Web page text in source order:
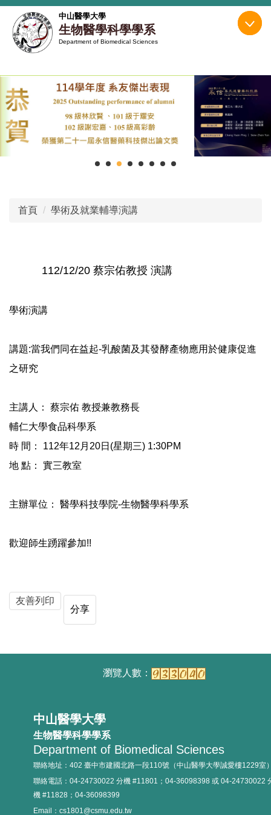
跳
到
主
區
中山醫學大學
生物醫學科學學系
Department of Biomedical Sciences
首頁 學術及就業輔導演講
112/12/20 蔡宗佑教授 演講
學術演講
講題:當我們同在益起-乳酸菌及其發酵產物應用於健康促進
之研究
主講人： 蔡宗佑 教授兼教務長
輔仁大學食品科學系
時 間： 112年12月20日(星期三) 1:30PM
地 點： 實三教室
主辦單位： 醫學科技學院-生物醫學科學系
歡迎師生踴躍參加!!
友善列印
分享
中山醫學大學
生物醫學科學學系
Department of Biomedical Sciences
聯絡地址：402 臺中市建國北路一段110號（中山醫學大學誠愛樓1229室
聯絡電話：04-24730022 分機 #11801；04-36098398 或 04-24730022
機 #11828；04-36098399
Email：cs1801@csmu.edu.tw